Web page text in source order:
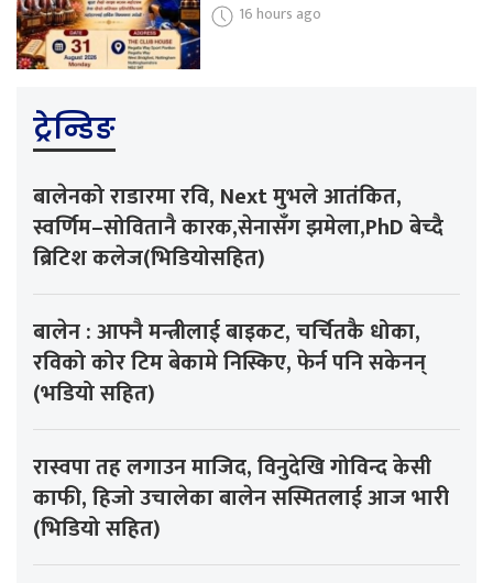
16 hours ago
ट्रेन्डिङ
बालेनको राडारमा रवि, Next मुभले आतंकित,
स्वर्णिम–सोवितानै कारक,सेनासँग झमेला,PhD बेच्दै
ब्रिटिश कलेज(भिडियोसहित)
बालेन : आफ्नै मन्त्रीलाई बाइकट, चर्चितकै धोका,
रविको कोर टिम बेकामे निस्किए, फेर्न पनि सकेनन्
(भडियो सहित)
रास्वपा तह लगाउन माजिद, विनुदेखि गोविन्द केसी
काफी, हिजो उचालेका बालेन सस्मितलाई आज भारी
(भिडियो सहित)